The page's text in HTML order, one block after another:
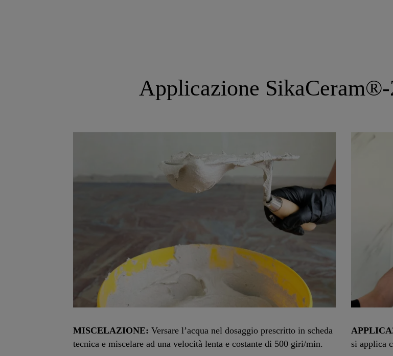
Applicazione SikaCeram®-
MISCELAZIONE: Versare l’acqua nel dosaggio prescritto in scheda
tecnica e miscelare ad una velocità lenta e costante di 500 giri/min.
si applica